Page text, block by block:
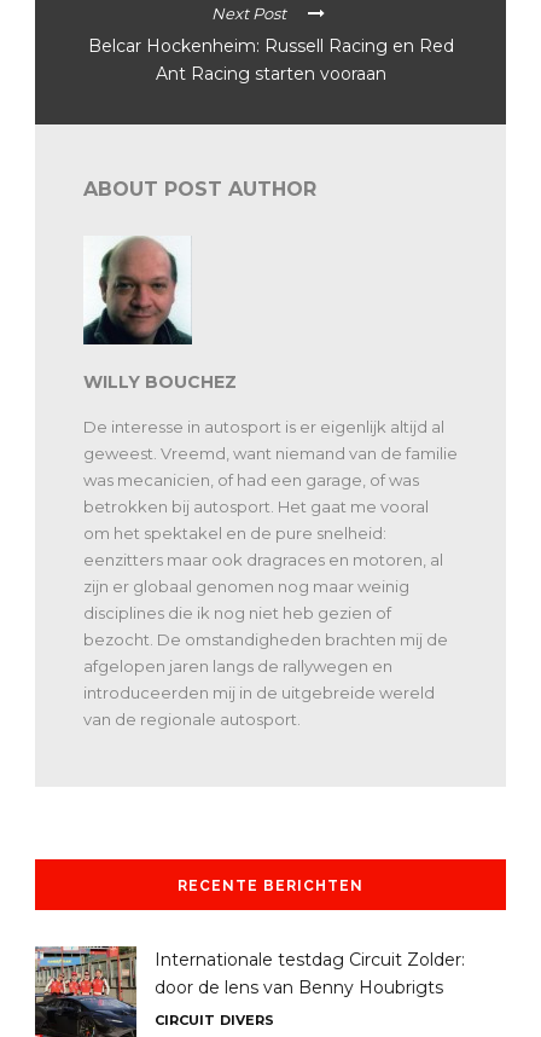
Next Post
Belcar Hockenheim: Russell Racing en Red
Ant Racing starten vooraan
ABOUT POST AUTHOR
WILLY BOUCHEZ
De interesse in autosport is er eigenlijk altijd al
geweest. Vreemd, want niemand van de familie
was mecanicien, of had een garage, of was
betrokken bij autosport. Het gaat me vooral
om het spektakel en de pure snelheid:
eenzitters maar ook dragraces en motoren, al
zijn er globaal genomen nog maar weinig
disciplines die ik nog niet heb gezien of
bezocht. De omstandigheden brachten mij de
afgelopen jaren langs de rallywegen en
introduceerden mij in de uitgebreide wereld
van de regionale autosport.
RECENTE BERICHTEN
Internationale testdag Circuit Zolder:
door de lens van Benny Houbrigts
CIRCUIT DIVERS